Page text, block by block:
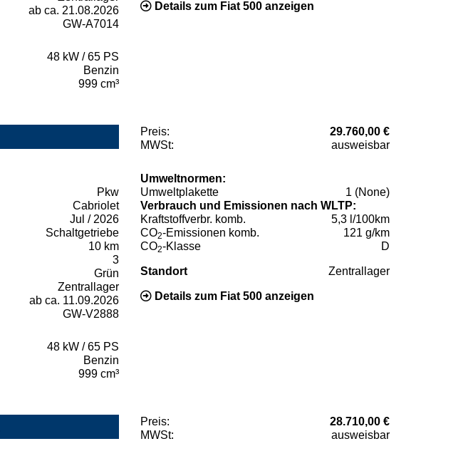
ab ca. 21.08.2026
GW-A7014
48 kW / 65 PS
Benzin
999 cm³
Details zum Fiat 500 anzeigen
Preis:
29.760,00 €
MWSt:
ausweisbar
Pkw
Cabriolet
Jul / 2026
Schaltgetriebe
10 km
3
Grün
Zentrallager
ab ca. 11.09.2026
GW-V2888
48 kW / 65 PS
Benzin
999 cm³
Umweltnormen:
Umweltplakette
1 (None)
Verbrauch und Emissionen nach WLTP:
Kraftstoffverbr. komb.
5,3 l/100km
CO2-Emissionen komb.
121 g/km
CO2-Klasse D
Standort Zentrallager
Details zum Fiat 500 anzeigen
Preis:
28.710,00 €
MWSt:
ausweisbar